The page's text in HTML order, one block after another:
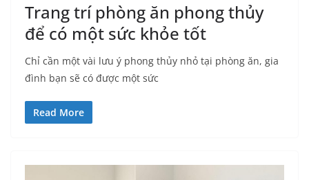
Trang trí phòng ăn phong thủy
để có một sức khỏe tốt
Chỉ cần một vài lưu ý phong thủy nhỏ tại phòng ăn, gia
đình bạn sẽ có được một sức
Read More